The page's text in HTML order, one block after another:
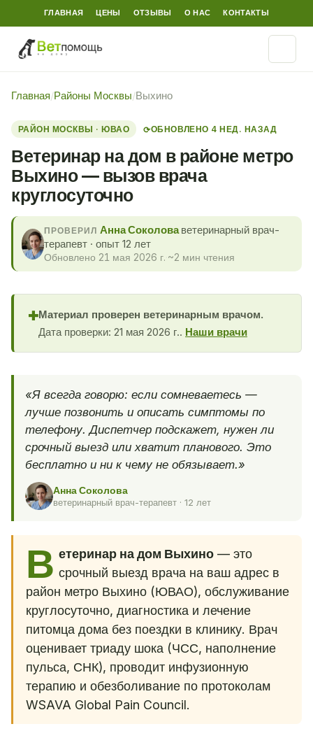
ГЛАВНАЯ ЦЕНЫ ОТЗЫВЫ О НАС КОНТАКТЫ
Главная/Районы Москвы/Выхино
РАЙОН МОСКВЫ · ЮВАО ⟳ОБНОВЛЕНО 4 НЕД. НАЗАД
Ветеринар на дом в районе метро
Выхино — вызов врача
круглосуточно
ПРОВЕРИЛ Анна Соколоваветеринарный врач-
терапевт · опыт 12 лет
Обновлено 21 мая 2026 г. ~2 мин чтения
✚Материал проверен ветеринарным врачом.
Дата проверки: 21 мая 2026 г.. Наши врачи
«Я всегда говорю: если сомневаетесь —
лучше позвонить и описать симптомы по
телефону. Диспетчер подскажет, нужен ли
срочный выезд или хватит планового. Это
бесплатно и ни к чему не обязывает.»
Анна Соколова
ветеринарный врач-терапевт · 12 лет
В етеринар на дом Выхино— это
срочный выезд врача на ваш адрес в
район метро Выхино (ЮВАО), обслуживание
круглосуточно, диагностика и лечение
питомца дома без поездки в клинику. Врач
оценивает триаду шока (ЧСС, наполнение
пульса, СНК), проводит инфузионную
терапию и обезболивание по протоколам
WSAVA Global Pain Council.